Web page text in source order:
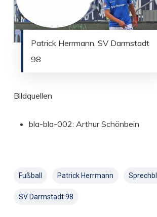
Patrick Herrmann, SV Darmstadt
98
Bildquellen
bla-bla-002: Arthur Schönbein
Fußball Patrick Herrmann
SV Darmstadt 98